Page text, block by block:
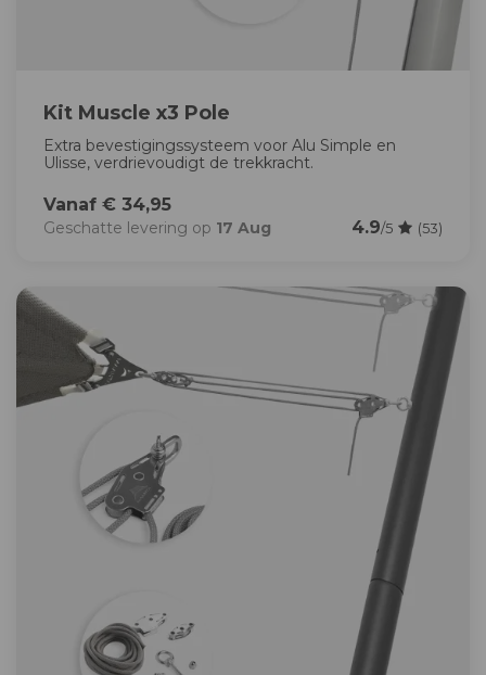
Kit Muscle x3 Pole
Extra bevestigingssysteem voor Alu Simple en
Ulisse, verdrievoudigt de trekkracht.
Vanaf € 34,95
Geschatte levering op 17 Aug 4.9/5 (53)